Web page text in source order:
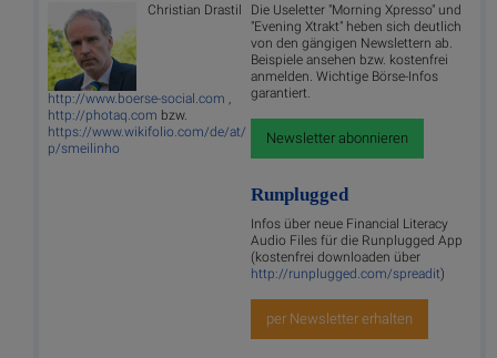
Christian Drastil
http://www.boerse-social.com
http://photaq.com bzw.
https://www.wikifolio.com/de/at/
p/smeilinho
Die Useletter "Morning Xpresso" und
"Evening Xtrakt" heben sich deutlich
von den gängigen Newslettern ab.
Beispiele ansehen bzw. kostenfrei
anmelden. Wichtige Börse-Infos
garantiert.
Newsletter abonnieren
Runplugged
Infos über neue Financial Literacy
Audio Files für die Runplugged App
(kostenfrei downloaden über
http://runplugged.com/spreadit)
per Newsletter erhalten